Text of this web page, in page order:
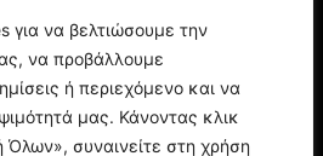
για να βελτιώσουμε την
να προβάλλουμε
ή περιεχόμενο και να
μας. Κάνοντας κλικ
Όλων», συναινείτε στη χρήση
στην περιοχή σου